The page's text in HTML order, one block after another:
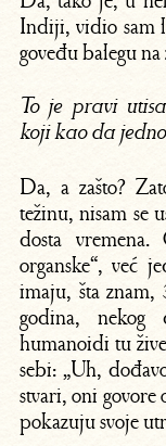
Indiji, vidio sam
goveđu balegu
To je pravi
koji kao da
Da, a zašto?
težinu, nisam se
dosta
organske“, već
imaju, šta znam,
godina,
humanoidi tu
sebi: „Uh,
stvari, oni
pokazuju svoje